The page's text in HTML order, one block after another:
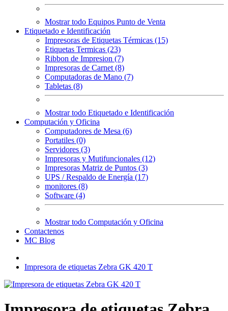
Mostrar todo Equipos Punto de Venta
Etiquetado e Identificación
Impresoras de Etiquetas Térmicas (15)
Etiquetas Termicas (23)
Ribbon de Impresion (7)
Impresoras de Carnet (8)
Computadoras de Mano (7)
Tabletas (8)
Mostrar todo Etiquetado e Identificación
Computación y Oficina
Computadores de Mesa (6)
Portatiles (0)
Servidores (3)
Impresoras y Mutifuncionales (12)
Impresoras Matriz de Puntos (3)
UPS / Respaldo de Energía (17)
monitores (8)
Software (4)
Mostrar todo Computación y Oficina
Contactenos
MC Blog
Impresora de etiquetas Zebra GK 420 T